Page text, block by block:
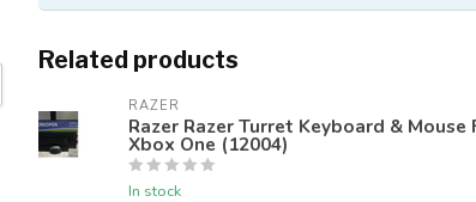
Related products
RAZER
Razer Razer Turret Keyboard & Mouse
Xbox One (12004)
In stock